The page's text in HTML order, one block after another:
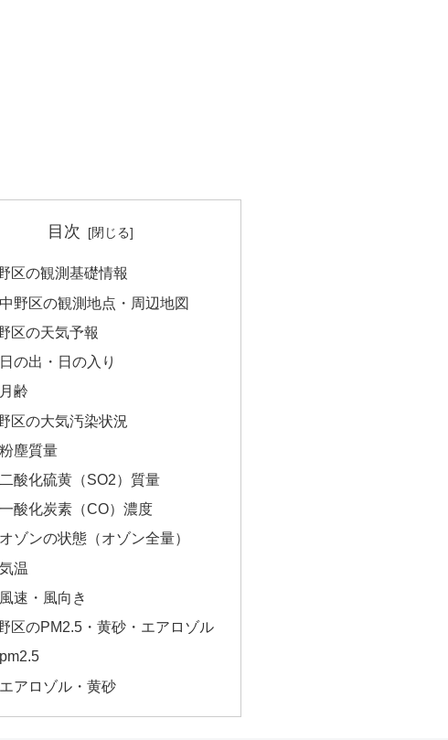
目次
区の観測基礎情報
中野区の観測地点・周辺地図
区の天気予報
日の出・日の入り
月齢
区の大気汚染状況
粉塵質量
二酸化硫黄（SO2）質量
一酸化炭素（CO）濃度
オゾンの状態（オゾン全量）
気温
風速・風向き
区のPM2.5・黄砂・エアロゾル
pm2.5
エアロゾル・黄砂